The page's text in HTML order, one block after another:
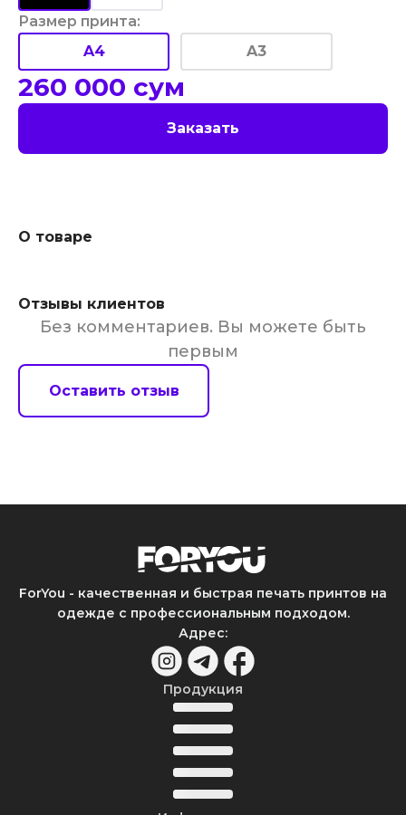
Размер принта:
A4
A3
260 000 сум
Заказать
О товаре
Отзывы клиентов
Без комментариев. Вы можете быть
первым
Оставить отзыв
ForYou - качественная и быстрая печать принтов на
одежде с профессиональным подходом.
Адрес:
Продукция